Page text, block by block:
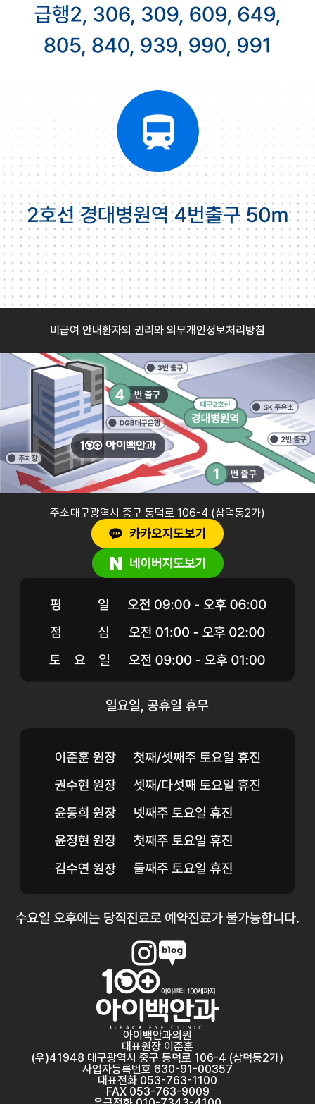
비급여 안내환자의 권리와 의무개인정보처리방침
주소대구광역시 중구 동덕로 106-4 (삼덕동2가)
아이백안과의원
대표원장 이준훈
(우)41948 대구광역시 중구 동덕로 106-4 (삼덕동2가)
사업자등록번호 630-91-00357
대표전화 053-763-1100
FAX 053-763-9009